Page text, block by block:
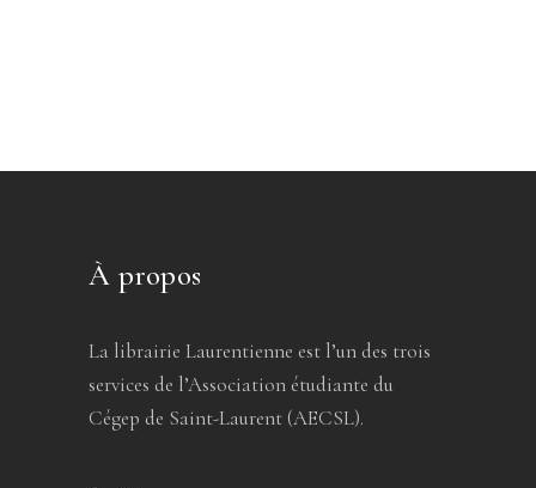
À propos
La librairie Laurentienne est l’un des trois
services de l’Association étudiante du
Cégep de Saint-Laurent (AECSL).